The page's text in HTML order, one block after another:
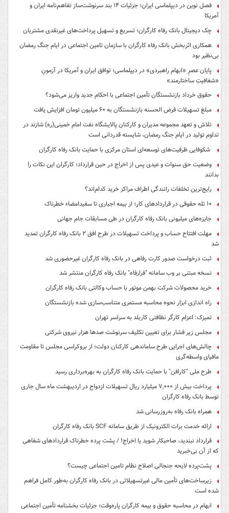
فصل نوین در دیپلماسی ایران؛ جزئیات ۱۴ بند سرنوشت‌ساز تفاهم‌نامه ایران و
آمریکا
چک دیجیتال بانک رفاه کارگران؛ تسریع و تسهیل پرداخت‌های غیرنقدی مشتریان
همکاری اثربخش بانک رفاه کارگران با سازمان تامین اجتماعی در ایام جنگ رمضان
بی‌نظیر بود
پایان عصرِ «ابهام راهبردی» در دیپلماسی؛ توافق ایران و آمریکا در آزمونِ
«شفافیتِ ساختارمند»
حقوق خرداد بازنشستگان تأمین اجتماعی با احکام جدید واریز می‌شود؟
مبلغ تسهیلات قرض الحسنه بازنشستگان به ۶۰ میلیون تومان افزایش یافت
تلاش و تعهد مجموعه مدیران و کارکنان پالایشگاه نفت امام خمینی(ره) شازند در
تداوم تولید در ایام جنگ رمضان، شایسته قدردانی است
شکوفایی ظرفیت‌های توسعه‌ای استان مرکزی با حمایت بانک رفاه کارگران
وضعیت حق سنوات و عیدی پس از اخراج در حین قرارداد؛ کارگران این نکات را
بدانند
رایج‌ترین تخلفات رانندگی اطراف مراکز خرید کدام‌اند؟
۱۰ تله حقوقی در قراردادهای کار؛ از بیمه اجباری تا سفیدامضاء خطرناک
جایزه‌های میلیونی بانک رفاه کارگران در طی مسابقات جام جهانی
مهلت افتتاح حساب و پرداخت تسهیلات در طرح افق ۲ بانک رفاه کارگران تمدید
شد
ثبت درخواست صدور کارت رفاهی در بانک رفاه کارگران غیرحضوری شد
نسخه مبتنی بر وب سامانه "فرارفاه" بانک رفاه کارگران منتشر شد
خرید محصولات شرکت بهمن موتور با حساب وکالتی بانک رفاه کارگران
راه اندازی ابزار نحوه محاسبه مستمری متناسب‌سازی شده بازنشستگان
تمیزک: اعزام کارگر نظافتی کاربلد به سراسر تهران
مجلس زیر فشار برای تعیین تکلیف سرنوشت صدها هزار نیروی شرکتی
چالش‌های اجرایی طرح ساماندهی کارکنان دولت؛ از بروکراسی مجلس تا مقاومت
مافیای واسطه‌گری
طرح ملی "کارافن" با حمایت بانک رفاه کارگران به بهره‌برداری رسید
پرداخت بیش از ۷,۰۰۰ میلیارد ریال تسهیلات ازدواج در اردیبهشت ماه سال جاری
توسط بانک رفاه کارگران
همراه بانک رفاه به‌روزرسانی شد
ارائه خدمت برات الکترونیک از طریق سامانه SCF بانک رفاه کارگران
قرارداد نبندید، صاحبکار شوید یا اخراج! / پشت پرده خطرناک قراردادهای شفاهی
که از آن بی‌خبرید
پشت‌پرده لایحه جنجالی اصلاح نظام تامین اجتماعی چیست؟
زیرساخت‌های تأمین مالی غیرتسهیلاتی در بانک رفاه کارگران به‌طور کامل فراهم
شده است
ابهام در محاسبه حقوق و بیمه کارگران پاره‌وقت؛ جزئیات بخشنامه تأمین اجتماعی